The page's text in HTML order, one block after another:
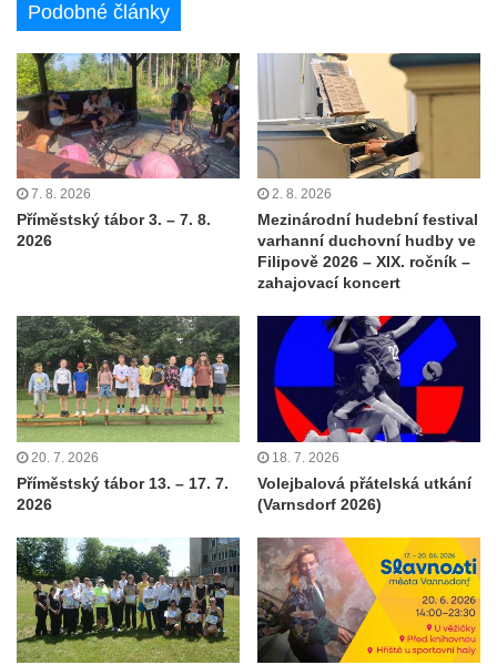
Podobné články
7. 8. 2026
Příměstský tábor 3. – 7. 8.
2026
2. 8. 2026
Mezinárodní hudební festival
varhanní duchovní hudby ve
Filipově 2026 – XIX. ročník –
zahajovací koncert
20. 7. 2026
Příměstský tábor 13. – 17. 7.
2026
18. 7. 2026
Volejbalová přátelská utkání
(Varnsdorf 2026)